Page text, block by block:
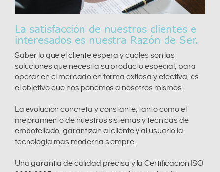
La satisfacción de nuestros clientes e
interesados es nuestra Razón de Ser.
Saber lo que el cliente espera y cuáles son las
soluciones que necesita su producto especial, para
operar en el mercado en forma exitosa y efectiva, es
el objetivo que nos ponemos a nosotros mismos.
La evolución concreta y constante, tanto como el
mejoramiento de nuestros sistemas y técnicas de
embotellado, garantizan al cliente y al usuario la
tecnología mas moderna siempre.
Una garantía de calidad precisa y la Certificación ISO